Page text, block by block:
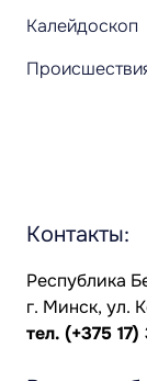
Калейдоскоп
Контакты:
Республика
г. Минск, ул.
тел. (+375